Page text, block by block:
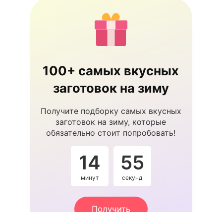
100+ самых вкусных
заготовок на зиму
Получите подборку самых вкусных
заготовок на зиму, которые
обязательно стоит попробовать!
14
минут
55
секунд
Получить